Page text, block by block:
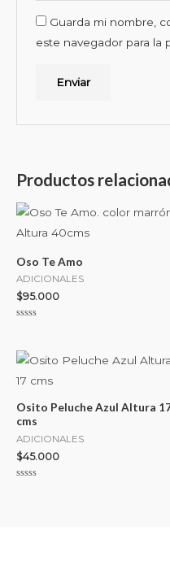
Guarda mi nombre,
este navegador para la
Productos
Oso Te Amo
ADICIONALES
$95.000
de
5
Osito Peluche Azul Altura
cms
ADICIONALES
$45.000